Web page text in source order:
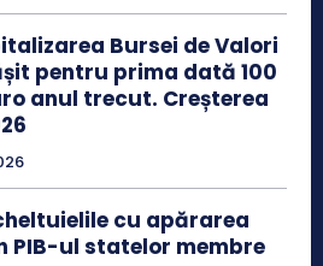
Bursei de Valori
pentru prima dată 100
anul trecut. Creșterea
cu apărarea
PIB-ul statelor membre